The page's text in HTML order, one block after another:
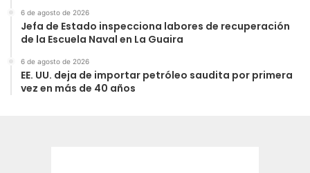
6 de agosto de 2026
Jefa de Estado inspecciona labores de recuperación
de la Escuela Naval en La Guaira
6 de agosto de 2026
EE. UU. deja de importar petróleo saudita por primera
vez en más de 40 años